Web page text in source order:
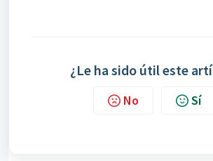
¿Le ha sido útil este
No Sí